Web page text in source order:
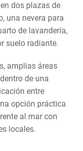
dos plazas de
una nevera para
de lavandería,
suelo radiante.
amplias áreas
de una
entre
opción práctica
al mar con
locales.